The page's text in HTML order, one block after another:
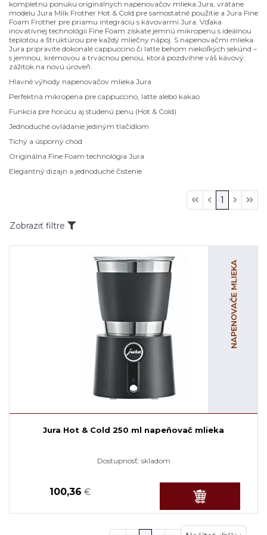
kompletnú ponuku originálnych napenovačov mlieka Jura, vrátane
modelu Jura Milk Frother Hot & Cold pre samostatné použitie a Jura Fine
Foam Frother pre priamu integráciu s kávovarmi Jura. Vďaka
inovatívnej technológii Fine Foam získate jemnú mikropenu s ideálnou
teplotou a štruktúrou pre každý mliečny nápoj. S napenovačmi mlieka
Jura pripravíte dokonalé cappuccino či latte behom niekoľkých sekúnd –
s jemnou, krémovou a trvácnou penou, ktorá pozdvihne váš kávový
zážitok na novú úroveň.
Hlavné výhody napenovačov mlieka Jura
Perfektná mikropena pre cappuccino, latte alebo kakao
Funkcia pre horúcu aj studenú penu (Hot & Cold)
Jednoduché ovládanie jediným tlačidlom
Tichý a úsporný chod
Originálna Fine Foam technológia Jura
Elegantný dizajn a jednoduché čistenie
1
Zobraziť filtre
NAPENOVAČE MLIEKA
Jura Hot & Cold 250 ml napeňovač mlieka
Dostupnosť: skladom
100,36 €